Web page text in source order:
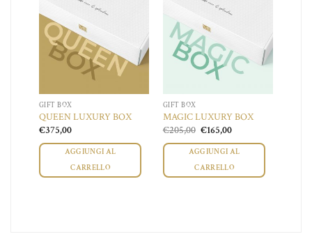
GIFT BOX
QUEEN LUXURY BOX
€375,00
AGGIUNGI AL
CARRELLO
GIFT BOX
MAGIC LUXURY BOX
€205,00 Il
prezzo
originale
era:
€205,00.
€165,00Il
attuale
è:
€165,00.
AGGIUNGI AL
CARRELLO